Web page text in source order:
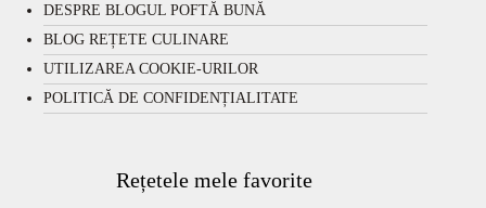
DESPRE BLOGUL POFTĂ BUNĂ
BLOG REȚETE CULINARE
UTILIZAREA COOKIE-URILOR
POLITICĂ DE CONFIDENȚIALITATE
Rețetele mele favorite